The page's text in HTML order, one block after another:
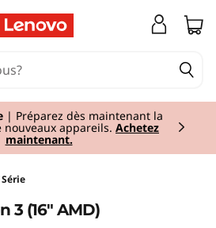
| Préparez dès maintenant la
nouveaux appareils. Achetez
maintenant.
item 1 of 2
3 (16" AMD)